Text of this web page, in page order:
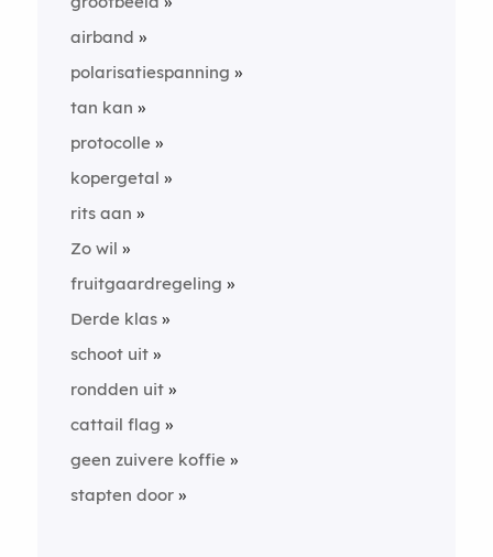
airband
polarisatiespanning
tan kan
protocolle
kopergetal
rits aan
Zo wil
fruitgaardregeling
Derde klas
schoot uit
rondden uit
cattail flag
geen zuivere koffie
stapten door